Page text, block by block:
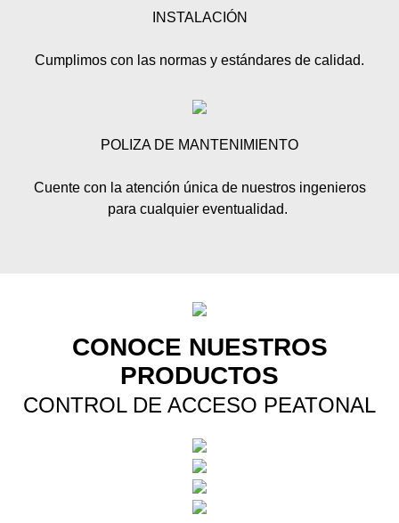
INSTALACIÓN
Cumplimos con las normas y estándares de calidad.
POLIZA DE MANTENIMIENTO
Cuente con la atención única de nuestros ingenieros
para cualquier eventualidad.
CONOCE NUESTROS
PRODUCTOS
CONTROL DE ACCESO PEATONAL